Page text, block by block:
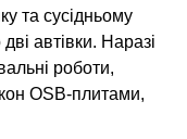
та сусідньому
автівки. Наразі
роботи,
OSB-плитами,